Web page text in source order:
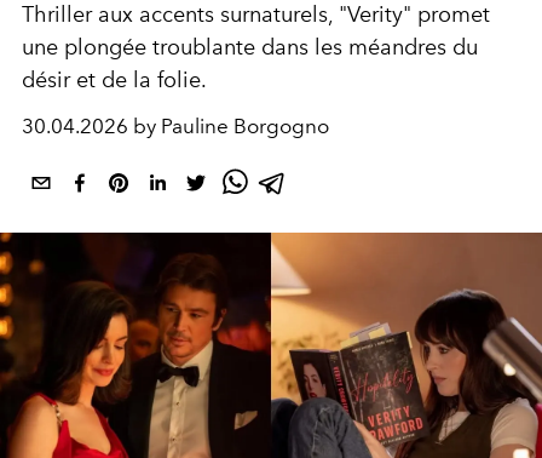
Thriller aux accents surnaturels, "Verity" promet
une plongée troublante dans les méandres du
désir et de la folie.
30.04.2026 by Pauline Borgogno